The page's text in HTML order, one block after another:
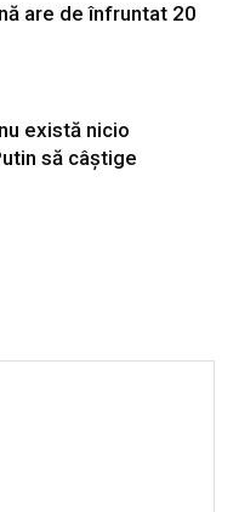
are de înfruntat 20
există nicio
să câştige